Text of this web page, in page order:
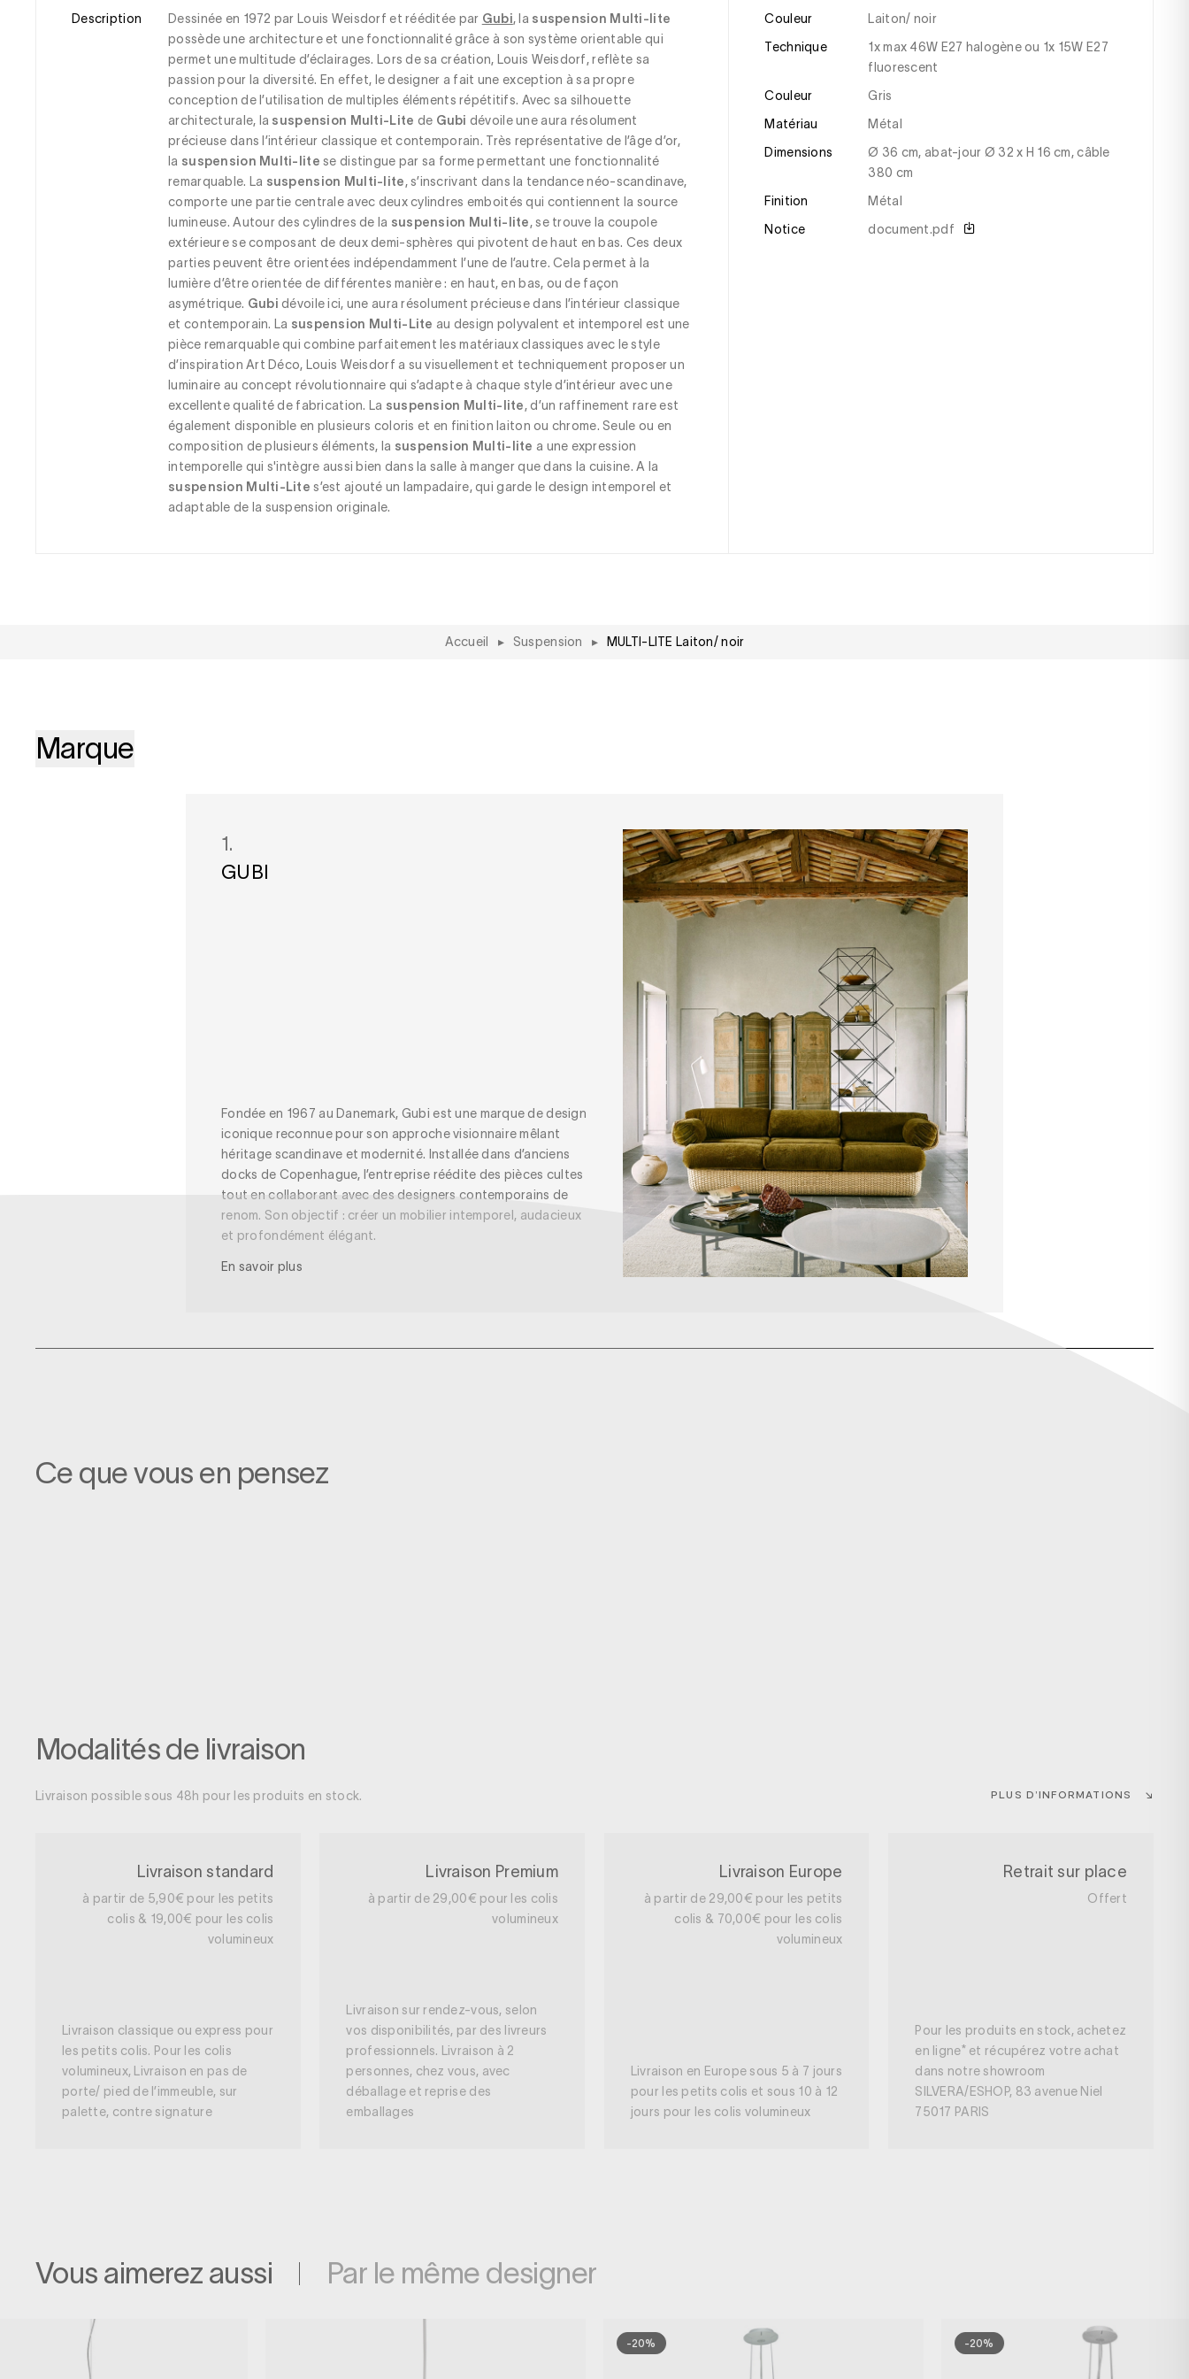
Description Dessinée en 1972 par Louis Weisdorf et rééditée par Gubi, la suspension Multi-lite
possède une architecture et une fonctionnalité grâce à son système orientable qui
permet une multitude d’éclairages. Lors de sa création, Louis Weisdorf, reflète sa
passion pour la diversité. En effet, le designer a fait une exception à sa propre
conception de l’utilisation de multiples éléments répétitifs. Avec sa silhouette
architecturale, la suspension Multi-Lite de Gubi dévoile une aura résolument
précieuse dans l’intérieur classique et contemporain. Très représentative de l’âge d’or,
la suspension Multi-lite se distingue par sa forme permettant une fonctionnalité
remarquable. La suspension Multi-lite, s’inscrivant dans la tendance néo-scandinave,
comporte une partie centrale avec deux cylindres emboités qui contiennent la source
lumineuse. Autour des cylindres de la suspension Multi-lite, se trouve la coupole
extérieure se composant de deux demi-sphères qui pivotent de haut en bas. Ces deux
parties peuvent être orientées indépendamment l’une de l’autre. Cela permet à la
lumière d’être orientée de différentes manière : en haut, en bas, ou de façon
asymétrique. Gubi dévoile ici, une aura résolument précieuse dans l’intérieur classique
et contemporain. La suspension Multi-Lite au design polyvalent et intemporel est une
pièce remarquable qui combine parfaitement les matériaux classiques avec le style
d’inspiration Art Déco, Louis Weisdorf a su visuellement et techniquement proposer un
luminaire au concept révolutionnaire qui s’adapte à chaque style d’intérieur avec une
excellente qualité de fabrication. La suspension Multi-lite, d’un raffinement rare est
également disponible en plusieurs coloris et en finition laiton ou chrome. Seule ou en
composition de plusieurs éléments, la suspension Multi-lite a une expression
intemporelle qui s'intègre aussi bien dans la salle à manger que dans la cuisine. A la
suspension Multi-Lite s’est ajouté un lampadaire, qui garde le design intemporel et
adaptable de la suspension originale.
Couleur
Laiton/ noir
Technique
1x max 46W E27 halogène ou 1x 15W E27
fluorescent
Couleur
gris
Matériau
métal
Dimensions
Ø 36 cm, abat-jour Ø 32 x H 16 cm, câble
380 cm
Finition
Métal
Notice
document.pdf
Accueil ▸ Suspension ▸ MULTI-LITE Laiton/ noir
Marque
1.
GUBI
Fondée en 1967 au Danemark, Gubi est une marque de design
iconique reconnue pour son approche visionnaire mêlant
héritage scandinave et modernité. Installée dans d’anciens
docks de Copenhague, l’entreprise réédite des pièces cultes
tout en collaborant avec des designers contemporains de
renom. Son objectif : créer un mobilier intemporel, audacieux
et profondément élégant.
En savoir plus
Ce que vous en pensez
Modalités de livraison
Livraison possible sous 48h pour les produits en stock. PLUS D’INFORMATIONS
Livraison standard
à partir de 5,90€ pour les petits
colis & 19,00€ pour les colis
volumineux
Livraison classique ou express pour
les petits colis. Pour les colis
volumineux, Livraison en pas de
porte/ pied de l’immeuble, sur
palette, contre signature
Livraison Premium
à partir de 29,00€ pour les colis
volumineux
Livraison sur rendez-vous, selon
vos disponibilités, par des livreurs
professionnels. Livraison à 2
personnes, chez vous, avec
déballage et reprise des
emballages
Livraison Europe
à partir de 29,00€ pour les petits
colis & 70,00€ pour les colis
volumineux
Livraison en Europe sous 5 à 7 jours
pour les petits colis et sous 10 à 12
jours pour les colis volumineux
Retrait sur place
Offert
Pour les produits en stock, achetez
en ligne* et récupérez votre achat
dans notre showroom
SILVERA/ESHOP, 83 avenue Niel
75017 PARIS
Vous aimerez aussi Par le même designer
-20% -20%